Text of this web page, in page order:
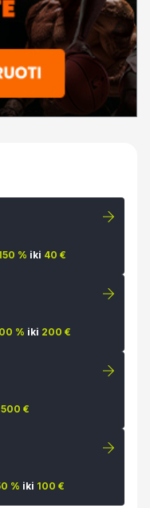
% iki 40 €
% iki 200 €
500 €
% iki 100 €